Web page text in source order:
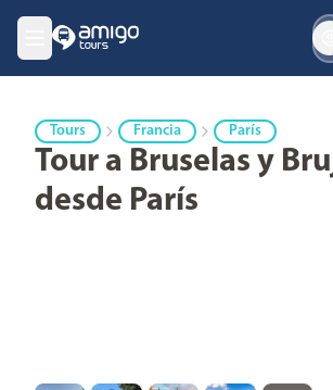
Tours Francia París
Tour a Bruselas y
desde París